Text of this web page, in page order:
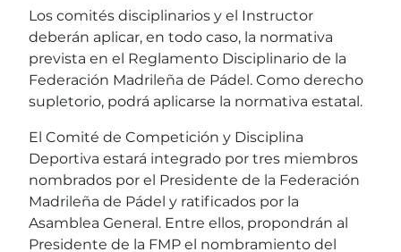
Los comités disciplinarios y el Instructor
deberán aplicar, en todo caso, la normativa
prevista en el Reglamento Disciplinario de la
Federación Madrileña de Pádel. Como derecho
supletorio, podrá aplicarse la normativa estatal.
El Comité de Competición y Disciplina
Deportiva estará integrado por tres miembros
nombrados por el Presidente de la Federación
Madrileña de Pádel y ratificados por la
Asamblea General. Entre ellos, propondrán al
Presidente de la FMP el nombramiento del